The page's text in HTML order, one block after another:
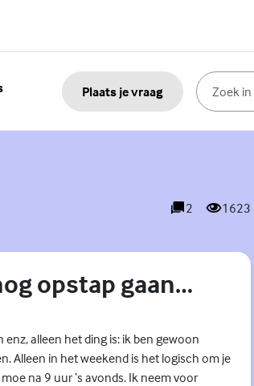
Plaats je vraag
2
reacties
1623
weergaves
opstap gaan…
alleen het ding is: ik ben gewoon
Alleen in het weekend is het logisch om je
na 9 uur ‘s avonds. Ik neem voor